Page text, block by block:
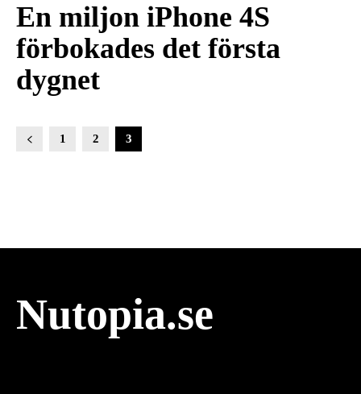
En miljon iPhone 4S
förbokades det första
dygnet
1 2 3
Nutopia.se